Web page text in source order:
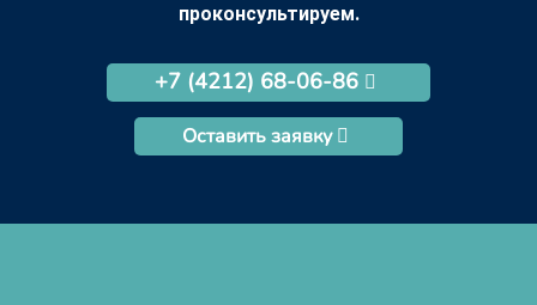
проконсультируем.
+7 (4212) 68-06-86
Оставить заявку